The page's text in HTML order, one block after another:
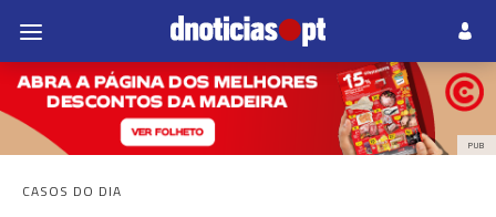
PUB
CASOS DO DIA